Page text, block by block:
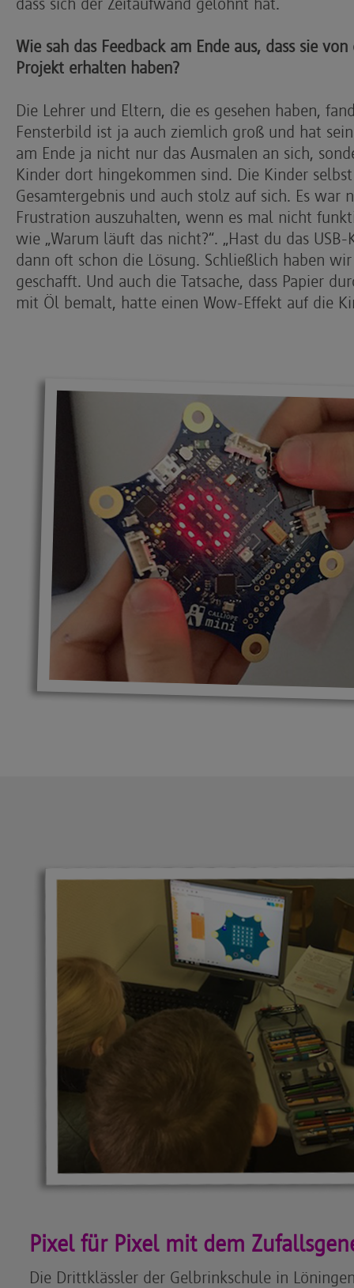
Wie sah das Feedback am Ende aus, dass sie
Projekt erhalten haben?
Die Lehrer und Eltern, die es gesehen haben,
Fensterbild ist ja auch ziemlich groß und hat
am Ende ja nicht nur das Ausmalen an sich,
Kinder dort hingekommen sind. Die Kinder
Gesamtergebnis und auch stolz auf sich. Es
Frustration auszuhalten, wenn es mal nicht
wie „Warum läuft das nicht?“. „Hast du das
dann oft schon die Lösung. Schließlich haben
geschafft. Und auch die Tatsache, dass Papier
mit Öl bemalt, hatte einen Wow-Effekt auf die
Pixel für Pixel mit dem
Die Drittklässler der Gelbrinkschule in